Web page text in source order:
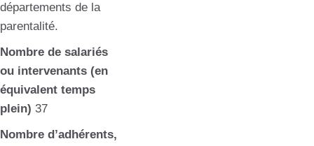
départements de la
parentalité.
Nombre de salariés
ou intervenants (en
équivalent temps
plein) 37
Nombre d’adhérents,